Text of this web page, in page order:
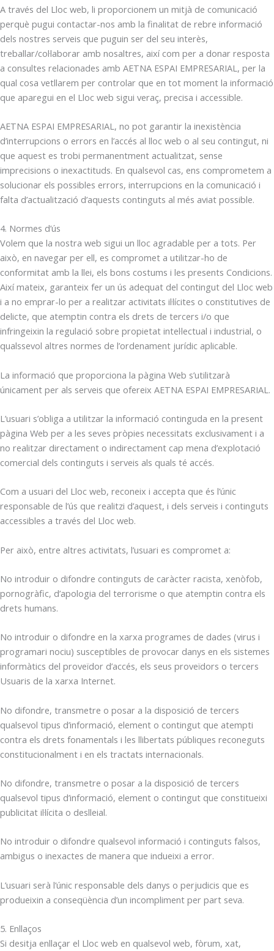
A través del Lloc web, li proporcionem un mitjà de comunicació
perquè pugui contactar-nos amb la finalitat de rebre informació
dels nostres serveis que puguin ser del seu interès,
treballar/col·laborar amb nosaltres, així com per a donar resposta
a consultes relacionades amb AETNA ESPAI EMPRESARIAL, per la
qual cosa vetllarem per controlar que en tot moment la informació
que aparegui en el Lloc web sigui veraç, precisa i accessible.
AETNA ESPAI EMPRESARIAL, no pot garantir la inexistència
d’interrupcions o errors en l’accés al lloc web o al seu contingut, ni
que aquest es trobi permanentment actualitzat, sense
imprecisions o inexactituds. En qualsevol cas, ens comprometem a
solucionar els possibles errors, interrupcions en la comunicació i
falta d’actualització d’aquests continguts al més aviat possible.
4. Normes d’ús
Volem que la nostra web sigui un lloc agradable per a tots. Per
això, en navegar per ell, es compromet a utilitzar-ho de
conformitat amb la llei, els bons costums i les presents Condicions.
Així mateix, garanteix fer un ús adequat del contingut del Lloc web
i a no emprar-lo per a realitzar activitats il·lícites o constitutives de
delicte, que atemptin contra els drets de tercers i/o que
infringeixin la regulació sobre propietat intel·lectual i industrial, o
qualssevol altres normes de l’ordenament jurídic aplicable.
La informació que proporciona la pàgina Web s’utilitzarà
únicament per als serveis que ofereix AETNA ESPAI EMPRESARIAL.
L’usuari s’obliga a utilitzar la informació continguda en la present
pàgina Web per a les seves pròpies necessitats exclusivament i a
no realitzar directament o indirectament cap mena d’explotació
comercial dels continguts i serveis als quals té accés.
Com a usuari del Lloc web, reconeix i accepta que és l’únic
responsable de l’ús que realitzi d’aquest, i dels serveis i continguts
accessibles a través del Lloc web.
Per això, entre altres activitats, l’usuari es compromet a:
No introduir o difondre continguts de caràcter racista, xenòfob,
pornogràfic, d’apologia del terrorisme o que atemptin contra els
drets humans.
No introduir o difondre en la xarxa programes de dades (virus i
programari nociu) susceptibles de provocar danys en els sistemes
informàtics del proveïdor d’accés, els seus proveïdors o tercers
Usuaris de la xarxa Internet.
No difondre, transmetre o posar a la disposició de tercers
qualsevol tipus d’informació, element o contingut que atempti
contra els drets fonamentals i les llibertats públiques reconeguts
constitucionalment i en els tractats internacionals.
No difondre, transmetre o posar a la disposició de tercers
qualsevol tipus d’informació, element o contingut que constitueixi
publicitat il·lícita o deslleial.
No introduir o difondre qualsevol informació i continguts falsos,
ambigus o inexactes de manera que indueixi a error.
L’usuari serà l’únic responsable dels danys o perjudicis que es
produeixin a conseqüència d’un incompliment per part seva.
5. Enllaços
Si desitja enllaçar el Lloc web en qualsevol web, fòrum, xat,